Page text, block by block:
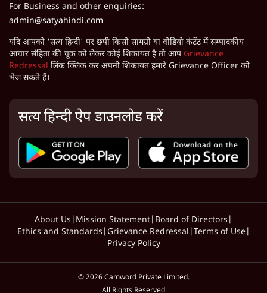
For Business and other enquiries:
admin@satyahindi.com
यदि आपको 'सत्य हिन्दी' पर छपी किसी सामग्री या वीडियो कंटेंट में सम्पादकीय
आचार संहिता की चूक को लेकर कोई शिकायत है तो आप Grievance
Redressal लिंक क्लिक कर अपनी शिकायत हमारे Grievance Officer को
भेज सकते हैं।
सत्य हिन्दी ऐप डाउनलोड करें
About Us Mission Statement Board of Directors
Ethics and Standards Grievance Redressal Terms of Use|
Privacy Policy
©2026 Camword Private Limited.
All Rights Reserved